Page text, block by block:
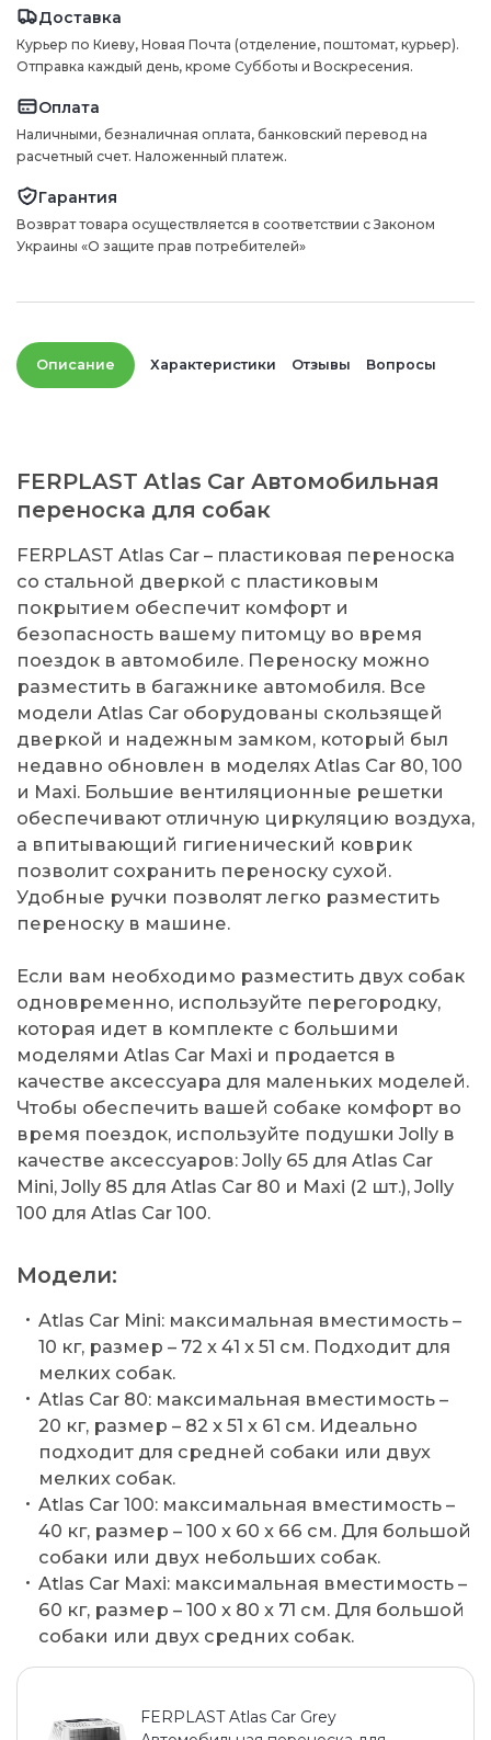
Доставка
Курьер по Киеву, Новая Почта (отделение, поштомат, курьер).
Отправка каждый день, кроме Субботы и Воскресения.
Оплата
Наличными, безналичная оплата, банковский перевод на
расчетный счет. Наложенный платеж.
Гарантия
Возврат товара осуществляется в соответствии с Законом
Украины «О защите прав потребителей»
Описание Характеристики Отзывы Вопросы
FERPLAST Atlas Car Автомобильная
переноска для собак
FERPLAST Atlas Car – пластиковая переноска
со стальной дверкой с пластиковым
покрытием обеспечит комфорт и
безопасность вашему питомцу во время
поездок в автомобиле. Переноску можно
разместить в багажнике автомобиля. Все
модели Atlas Car оборудованы скользящей
дверкой и надежным замком, который был
недавно обновлен в моделях Atlas Car 80, 100
и Maxi. Большие вентиляционные решетки
обеспечивают отличную циркуляцию воздуха,
а впитывающий гигиенический коврик
позволит сохранить переноску сухой.
Удобные ручки позволят легко разместить
переноску в машине.
Если вам необходимо разместить двух собак
одновременно, используйте перегородку,
которая идет в комплекте с большими
моделями Atlas Car Maxi и продается в
качестве аксессуара для маленьких моделей.
Чтобы обеспечить вашей собаке комфорт во
время поездок, используйте подушки Jolly в
качестве аксессуаров: Jolly 65 для Atlas Car
Mini, Jolly 85 для Atlas Car 80 и Maxi (2 шт.), Jolly
100 для Atlas Car 100.
Модели:
Atlas Car Mini: максимальная вместимость –
10 кг, размер – 72 x 41 x 51 см. Подходит для
мелких собак.
Atlas Car 80: максимальная вместимость –
20 кг, размер – 82 x 51 x 61 см. Идеально
подходит для средней собаки или двух
мелких собак.
Atlas Car 100: максимальная вместимость –
40 кг, размер – 100 x 60 x 66 см. Для большой
собаки или двух небольших собак.
Atlas Car Maxi: максимальная вместимость –
60 кг, размер – 100 x 80 x 71 см. Для большой
собаки или двух средних собак.
FERPLAST Atlas Car Grey